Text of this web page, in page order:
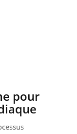
pour